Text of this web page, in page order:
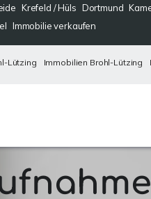
Krefeld / Hüls Dortmund
Immobilie verkaufen
Lützing Immobilien Brohl-Lützing